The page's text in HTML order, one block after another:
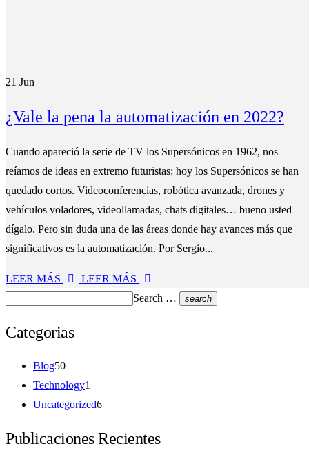
21 Jun
¿Vale la pena la automatización en 2022?
Cuando apareció la serie de TV los Supersónicos en 1962, nos
reíamos de ideas en extremo futuristas: hoy los Supersónicos se han
quedado cortos. Videoconferencias, robótica avanzada, drones y
vehículos voladores, videollamadas, chats digitales… bueno usted
dígalo. Pero sin duda una de las áreas donde hay avances más que
significativos es la automatización. Por Sergio...
LEER MÁS
LEER MÁS
Search …
search
Categorias
Blog50
Technology1
Uncategorized6
Publicaciones Recientes